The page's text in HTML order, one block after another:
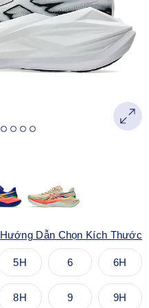
Hướng Dẫn Chọn Kích Thước
5H 6 6H
8H 9 9H